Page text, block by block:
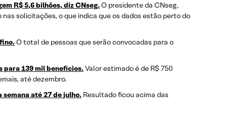
R$ 5,6 bilhões, diz CNseg.O presidente da CNseg,
solicitações, o que indica que os dados estão perto do
O total de pessoas que serão convocadas para o
para 139 mil benefícios.Valor estimado é de R$ 750
até dezembro.
semana até 27 de julho. Resultado ficou acima das